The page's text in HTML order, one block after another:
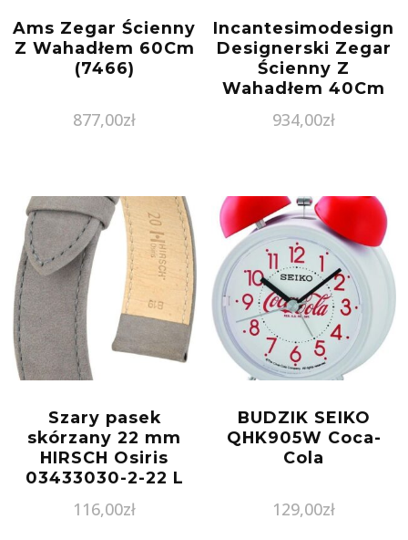
Ams Zegar Ścienny
Z Wahadłem 60Cm
(7466)
877,00zł
Incantesimodesign
Designerski Zegar
Ścienny Z
Wahadłem 40Cm
(I198Bl)
934,00zł
Szary pasek
skórzany 22 mm
HIRSCH Osiris
03433030-2-22 L
116,00zł
BUDZIK SEIKO
QHK905W Coca-
Cola
129,00zł